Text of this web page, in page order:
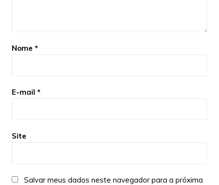
Nome *
E-mail *
Site
Salvar meus dados neste navegador para a próxima